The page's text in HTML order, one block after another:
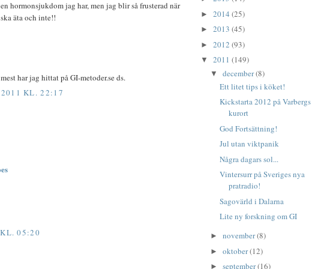
hormonsjukdom jag har, men jag blir så frusterad när
äta och inte!!
har jag hittat på GI-metoder.se ds.
KL. 22:17
05:20
► 2014 (25)
► 2013 (45)
► 2012 (93)
▼ 2011 (149)
▼ december(8)
Ett litet tips i köket!
Kickstarta 2012 på Varbergs
kurort
God Fortsättning!
Jul utan viktpanik
Några dagars sol...
Vintersurr på Sveriges nya
pratradio!
Sagovärld i Dalarna
Lite ny forskning om GI
► november(8)
► oktober(12)
► september(16)